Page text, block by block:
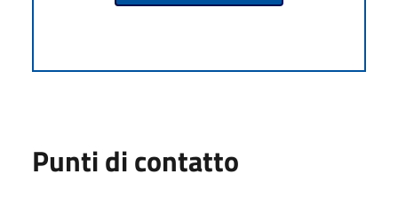
Punti di contatto